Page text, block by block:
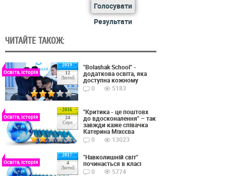
Голосувати
Результати
ЧИТАЙТЕ ТАКОЖ:
2019
12
Лютий
Освіта, Історія
"Bolashak School" -
додаткова освіта, яка
доступна кожному
0
5183
2016
24
Серп
Освіта, Історія
"Критика - це поштовх
до вдосконалення" – так
завжди каже співачка
Катерина Міхєєва
0
13023
2017
4
Лютий
Освіта, Історія
"Навколишній світ"
починається в класі
0
5774